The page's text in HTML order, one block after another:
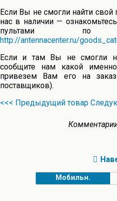
Если Вы не смогли найти свой
нас в наличии —
пультами
http://antennacenter.ru/
Если и там Вы не смогли
сообщите нам какой
привезем Вам его на
поставщиков).
<<< Предыдущий товар
Мобильн.